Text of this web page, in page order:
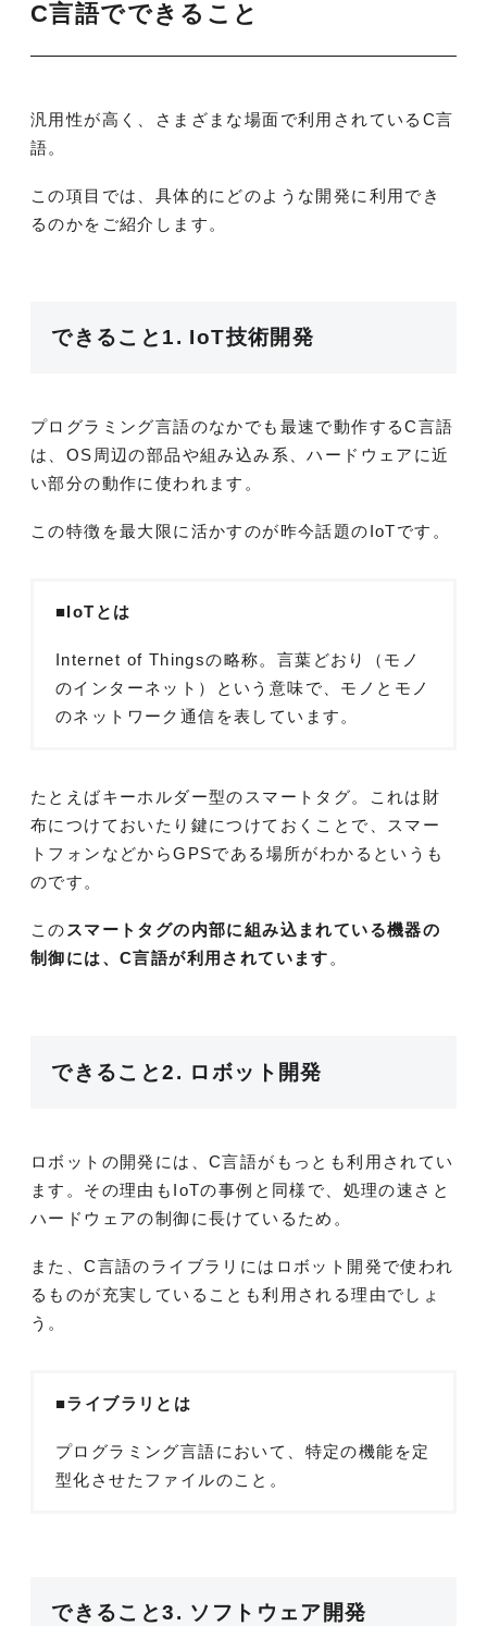
C言語でできること
汎用性が高く、さまざまな場面で利用されているC言
語。
この項目では、具体的にどのような開発に利用でき
るのかをご紹介します。
できること1. IoT技術開発
プログラミング言語のなかでも最速で動作するC言語
は、OS周辺の部品や組み込み系、ハードウェアに近
い部分の動作に使われます。
この特徴を最大限に活かすのが昨今話題のIoTです。
■IoTとは
Internet of Thingsの略称。言葉どおり（モノ
のインターネット）という意味で、モノとモノ
のネットワーク通信を表しています。
たとえばキーホルダー型のスマートタグ。これは財
布につけておいたり鍵につけておくことで、スマー
トフォンなどからGPSである場所がわかるというも
のです。
この スマートタグの内部に組み込まれている機器の
制御には、C言語が利用されています 。
できること2. ロボット開発
ロボットの開発には、C言語がもっとも利用されてい
ます。その理由もIoTの事例と同様で、処理の速さと
ハードウェアの制御に長けているため。
また、C言語のライブラリにはロボット開発で使われ
るものが充実していることも利用される理由でしょ
う。
■ライブラリとは
プログラミング言語において、特定の機能を定
型化させたファイルのこと。
できること3. ソフトウェア開発